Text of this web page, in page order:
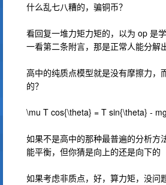
什么乱七八糟的，骗铜币？
看回复一堆力矩力矩的，以为 op 是
一看第二条附言，那是正常人能分解
高中的纯质点模型就是没有摩擦力，
的？
\mu T cos{\theta} = T sin{\theta} - mg
如果不是高中的那种最普遍的分析方
能平衡，但你猜是向上的还是向下的
如果考虑非质点，好，算力矩，没问